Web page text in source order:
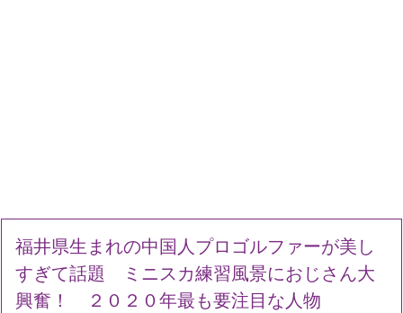
福井県生まれの中国人プロゴルファーが美し
すぎて話題 ミニスカ練習風景におじさん大
興奮！ ２０２０年最も要注目な人物